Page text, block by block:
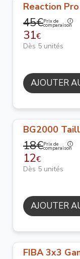
Reaction Pro
45€Prix de
comparaison
31€
Dès 5 unités
AJOUTER
BG2000
18€Prix de
comparaison
12€
Dès 5 unités
AJOUTER
FIBA 3x3